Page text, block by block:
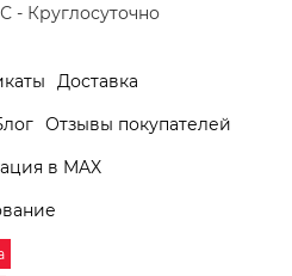
- Круглосуточно
Доставка
Отзывы покупателей
в MAX